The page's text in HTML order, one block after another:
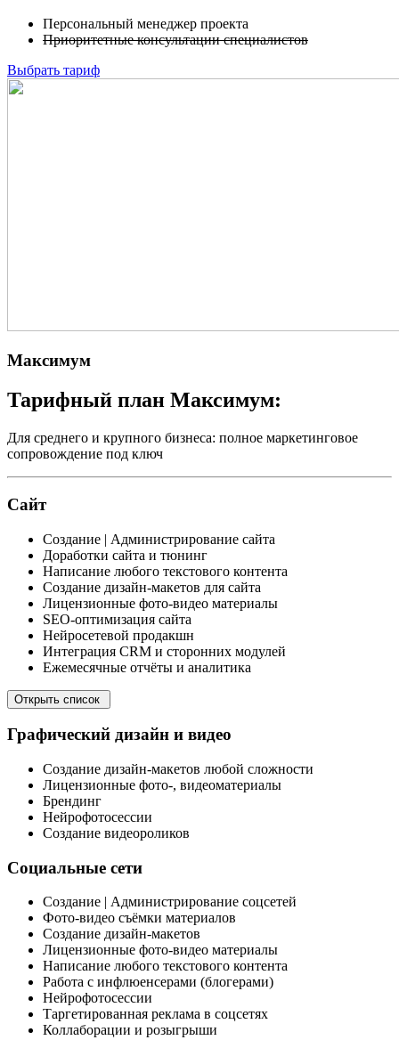
Персональный менеджер проекта
Приоритетные консультации специалистов
Выбрать тариф
Максимум
Тарифный план Максимум:
Для среднего и крупного бизнеса: полное маркетинговое
сопровождение под ключ
Сайт
Создание | Администрирование сайта
Доработки сайта и тюнинг
Написание любого текстового контента
Создание дизайн-макетов для сайта
Лицензионные фото-видео материалы
SEO-оптимизация сайта
Нейросетевой продакшн
Интеграция CRM и сторонних модулей
Ежемесячные отчёты и аналитика
Открыть список
Графический дизайн и видео
Создание дизайн-макетов любой сложности
Лицензионные фото-, видеоматериалы
Брендинг
Нейрофотосессии
Создание видеороликов
Социальные сети
Создание | Администрирование соцсетей
Фото-видео съёмки материалов
Создание дизайн-макетов
Лицензионные фото-видео материалы
Написание любого текстового контента
Работа с инфлюенсерами (блогерами)
Нейрофотосессии
Таргетированная реклама в соцсетях
Коллаборации и розыгрыши